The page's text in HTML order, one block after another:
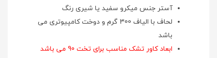
آستر جنس میکرو سفید یا شیری رنگ
لحاف با الیاف 300 گرم و دوخت کامپیوتری می
باشد
ابعاد کاور تشک مناسب برای تخت 90 می باشد